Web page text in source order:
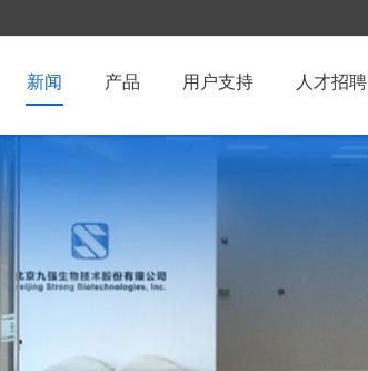
新闻 产品 用户支持 人才招聘